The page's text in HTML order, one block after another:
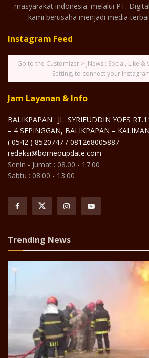
masyarakat indonesia. melalui PT.
kami berusaha menjadi media
Instagram Feed
Go to the Customizer > JNews : Social, Like &
Setting, to connect your
Jam Layanan & Info
BALIKPAPAN : JL. SYRIFUDDIN YOES
– 4 SEPINGGAN, BALIKPAPAN –
( 0542 ) 8520747 / 081268005887
redaksi@borneoupdate.com
Senin - Jumat : 08.00 - 17.00
Sabtu : 08.00 - 13.00
Trending News